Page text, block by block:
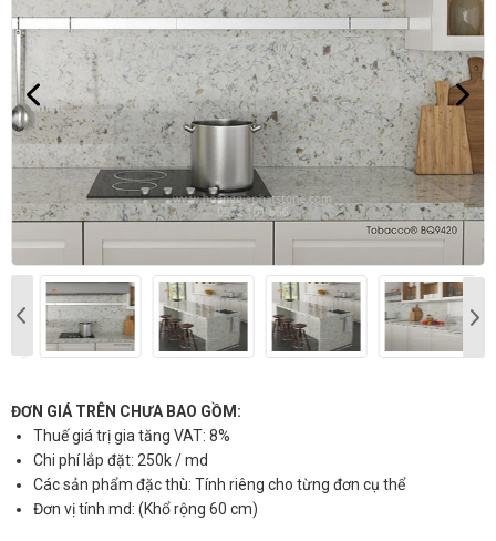
ĐƠN GIÁ TRÊN CHƯA BAO GỒM:
Thuế giá trị gia tăng VAT: 8%
Chi phí lắp đặt: 250k / md
Các sản phẩm đặc thù: Tính riêng cho từng đơn cụ thể
Đơn vị tính md: (Khổ rộng 60 cm)